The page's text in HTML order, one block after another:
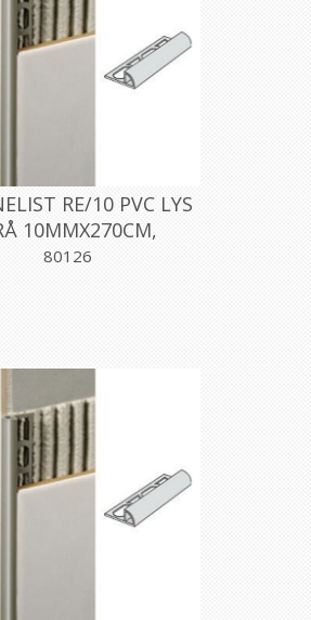
RE/10 PVC LYS
10MMX270CM,
PROFILPAS
80126